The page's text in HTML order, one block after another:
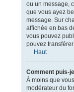
ou un message,
que vous ayez
message. Sur
affichée en bas
vous pouvez
pouvez
Haut
Comment puis-
À moins que
modérateur du